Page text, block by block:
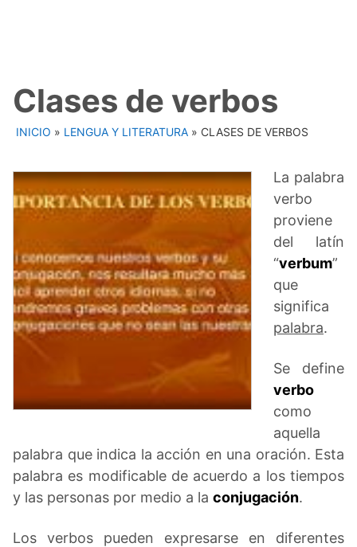
Clases de verbos
INICIO » LENGUA Y LITERATURA » CLASES DE VERBOS
La palabra
verbo
proviene
del latín
“verbum”
que
significa
palabra.
Se define
verbo
como
aquella
palabra que indica la acción en una oración. Esta
palabra es modificable de acuerdo a los tiempos
y las personas por medio a la conjugación.
Los verbos pueden expresarse en diferentes